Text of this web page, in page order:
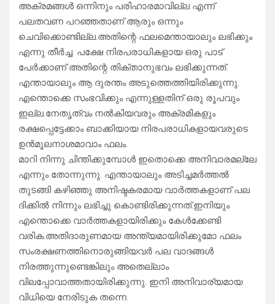
അക്രമങ്ങൾ ഒന്നിനും പരിഹാരമാവില്ല എന്ന്
പലതവണ പറഞ്ഞതാണ് ആരും ഒന്നും
ചെവിക്കൊണ്ടില്ല.അതിന്റെ ഫലമെന്തായാലും ലഭിക്കും
എന്നു തീർച്ച. പക്ഷേ നിരപരാധികളായ ഒരു പാട്
പേർക്കാണ് അതിന്റെ തിക്താനുഭവം ലഭിക്കുന്നത്.
എന്തായാലും ആ ദുരന്തം അടുത്തെത്തിയിരിക്കുന്നു.
എന്തൊക്കെ സംഭവിക്കും എന്നുള്ളതിന് ഒരു രൂപവും
ഇല്ല.നേതൃത്വം നൽകിയവരും അക്രമികളും
രക്ഷപ്പെട്ടേക്കാം ബാക്കിയായ നിരപരാധികളായവരുടെ
ഉൻമൂലനാശമാവാം ഫലം.
മാറി നിന്നു ചിന്തിക്കുമ്പോൾ ഇതൊക്കെ അനിവാരമല്ലേ
എന്നും തോന്നുന്നു. എന്തായാലും അടിച്ചമർത്തൽ
തുടങ്ങി കഴിഞ്ഞു അനിഷ്ടകരമായ വാർത്തകളാണ് പല
ദിക്കിൽ നിന്നും ലഭിച്ചു കൊണ്ടിരിക്കുന്നത്.ഇനിയും
എന്തൊക്കെ വാർത്തകളായിരിക്കും കേൾക്കേണ്ടി
വരിക.അതിദാരുണമായ അന്ത്യമായിരിക്കുമോ ഫലം
സംരക്ഷണത്തിനൊരുങ്ങിയവർ പല വാദങ്ങൾ
നിരത്തുന്നുണ്ടെങ്കിലും അതെല്ലാം
വിലപ്പോവാത്തതായിരിക്കുന്നു. ഇനി അനിവാര്യമായ
വിധിയെ നേരിടുക തന്നെ.